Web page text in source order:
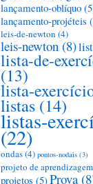
lançamento-oblíquo
lançamento-projéteis
leis-de-newton (4)
leis-newton (8)
lista-de-
(13)
lista-
listas (14)
listas-
(22)
ondas(4) pontos-nodais (3)
projeto de aprendizagem
projetos (5)Prova